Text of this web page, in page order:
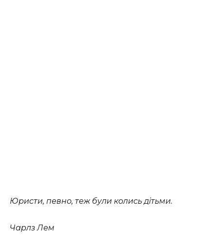
Юристи, певно, теж були колись дітьми.
Чарлз Лем